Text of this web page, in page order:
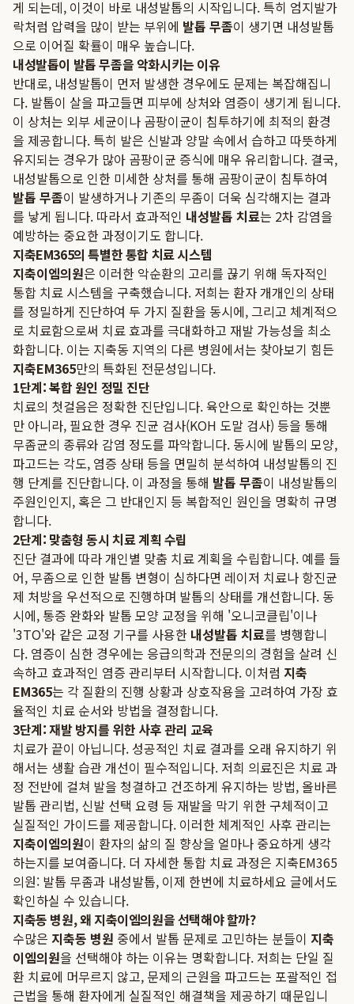
게 되는데, 이것이 바로 내성발톱의 시작입니다. 특히 엄지발가
락처럼 압력을 많이 받는 부위에 발톱 무좀이 생기면 내성발톱
으로 이어질 확률이 매우 높습니다.
내성발톱이 발톱 무좀을 악화시키는 이유
반대로, 내성발톱이 먼저 발생한 경우에도 문제는 복잡해집니
다. 발톱이 살을 파고들면 피부에 상처와 염증이 생기게 됩니다.
이 상처는 외부 세균이나 곰팡이균이 침투하기에 최적의 환경
을 제공합니다. 특히 발은 신발과 양말 속에서 습하고 따뜻하게
유지되는 경우가 많아 곰팡이균 증식에 매우 유리합니다. 결국,
내성발톱으로 인한 미세한 상처를 통해 곰팡이균이 침투하여
발톱 무좀이 발생하거나 기존의 무좀이 더욱 심각해지는 결과
를 낳게 됩니다. 따라서 효과적인 내성발톱 치료는 2차 감염을
예방하는 중요한 과정이기도 합니다.
지축EM365의 특별한 통합 치료 시스템
지축이엠의원은 이러한 악순환의 고리를 끊기 위해 독자적인
통합 치료 시스템을 구축했습니다. 저희는 환자 개개인의 상태
를 정밀하게 진단하여 두 가지 질환을 동시에, 그리고 체계적으
로 치료함으로써 치료 효과를 극대화하고 재발 가능성을 최소
화합니다. 이는 지축동 지역의 다른 병원에서는 찾아보기 힘든
지축EM365만의 특화된 전문성입니다.
1단계: 복합 원인 정밀 진단
치료의 첫걸음은 정확한 진단입니다. 육안으로 확인하는 것뿐
만 아니라, 필요한 경우 진균 검사(KOH 도말 검사) 등을 통해
무좀균의 종류와 감염 정도를 파악합니다. 동시에 발톱의 모양,
파고드는 각도, 염증 상태 등을 면밀히 분석하여 내성발톱의 진
행 단계를 진단합니다. 이 과정을 통해 발톱 무좀이 내성발톱의
주원인인지, 혹은 그 반대인지 등 복합적인 원인을 명확히 규명
합니다.
2단계: 맞춤형 동시 치료 계획 수립
진단 결과에 따라 개인별 맞춤 치료 계획을 수립합니다. 예를 들
어, 무좀으로 인한 발톱 변형이 심하다면 레이저 치료나 항진균
제 처방을 우선적으로 진행하며 발톱의 상태를 개선합니다. 동
시에, 통증 완화와 발톱 모양 교정을 위해 '오니코클립'이나
'3TO'와 같은 교정 기구를 사용한 내성발톱 치료를 병행합니
다. 염증이 심한 경우에는 응급의학과 전문의의 경험을 살려 신
속하고 효과적인 염증 관리부터 시작합니다. 이처럼 지축
EM365는 각 질환의 진행 상황과 상호작용을 고려하여 가장 효
율적인 치료 순서와 방법을 결정합니다.
3단계: 재발 방지를 위한 사후 관리 교육
치료가 끝이 아닙니다. 성공적인 치료 결과를 오래 유지하기 위
해서는 생활 습관 개선이 필수적입니다. 저희 의료진은 치료 과
정 전반에 걸쳐 발을 청결하고 건조하게 유지하는 방법, 올바른
발톱 관리법, 신발 선택 요령 등 재발을 막기 위한 구체적이고
실질적인 가이드를 제공합니다. 이러한 체계적인 사후 관리는
지축이엠의원이 환자의 삶의 질 향상을 얼마나 중요하게 생각
하는지를 보여줍니다. 더 자세한 통합 치료 과정은 지축EM365
의원: 발톱 무좀과 내성발톱, 이제 한번에 치료하세요 글에서도
확인하실 수 있습니다.
지축동 병원, 왜 지축이엠의원을 선택해야 할까?
수많은 지축동 병원 중에서 발톱 문제로 고민하는 분들이 지축
이엠의원을 선택해야 하는 이유는 명확합니다. 저희는 단일 질
환 치료에 머무르지 않고, 문제의 근원을 파고드는 포괄적인 접
근법을 통해 환자에게 실질적인 해결책을 제공하기 때문입니